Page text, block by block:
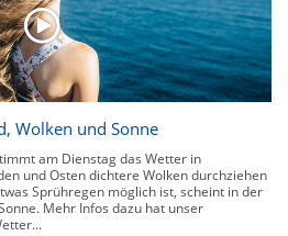
Wolken und Sonne
am Dienstag das Wetter in
und Osten dichtere Wolken durchziehen
Sprühregen möglich ist, scheint in der
Mehr Infos dazu hat unser